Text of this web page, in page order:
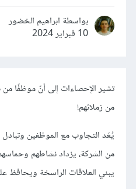
بواسطة ابراهيم الخضور
10 فبراير 2024
من زملائهم!
يُعَد التجاوب مع الموظفين
من الشركة، يزداد نشاطهم
يبني العلاقات الراسخة ويحافظ